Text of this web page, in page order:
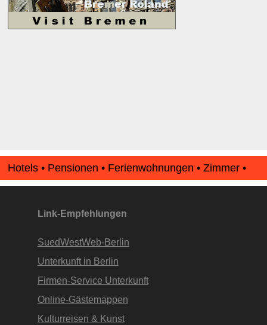
Hotels • Pensionen • Ferienwohnungen • Zimmer •
Apartments • www.Finde-Unterkunft.de
Link-Empfehlungen
SuedWestWeb-Berlin
Unterkunft in Berlin
Firmen-Service Unterkunft
Online-Gästemappen
Kulturreisen & Kunst